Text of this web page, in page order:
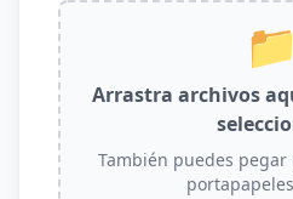
📁
Arrastra archivos
También puedes